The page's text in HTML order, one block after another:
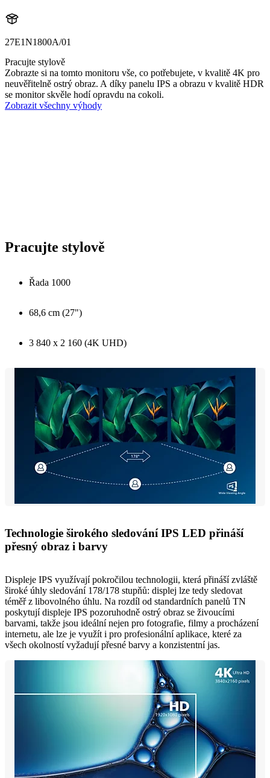
27E1N1800A/01
Pracujte stylově
Zobrazte si na tomto monitoru vše, co potřebujete, v kvalitě 4K pro
neuvěřitelně ostrý obraz. A díky panelu IPS a obrazu v kvalitě HDR
se monitor skvěle hodí opravdu na cokoli.
Zobrazit všechny výhody
Pracujte stylově
Řada 1000
68,6 cm (27")
3 840 x 2 160 (4K UHD)
Technologie širokého sledování IPS LED přináší
přesný obraz i barvy
Displeje IPS využívají pokročilou technologii, která přináší zvláště
široké úhly sledování 178/178 stupňů: displej lze tedy sledovat
téměř z libovolného úhlu. Na rozdíl od standardních panelů TN
poskytují displeje IPS pozoruhodně ostrý obraz se živoucími
barvami, takže jsou ideální nejen pro fotografie, filmy a procházení
internetu, ale lze je využít i pro profesionální aplikace, které za
všech okolností vyžadují přesné barvy a konzistentní jas.